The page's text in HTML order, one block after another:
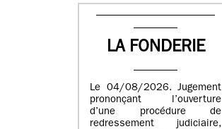
LA FONDERIE
Le 04/08/2026. Jugement
prononçant l’ouverture
d’une procédure de
redressement judiciaire,